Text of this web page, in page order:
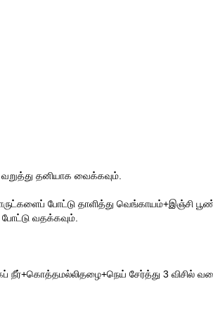
வறுத்து தனியாக வைக்கவும்.
போட்டு தாளித்து வெங்காயம்+இஞ்சி
வதக்கவும்.
நீர்+கொத்தமல்லிதழை+நெய் சேர்த்து 3 விசில்